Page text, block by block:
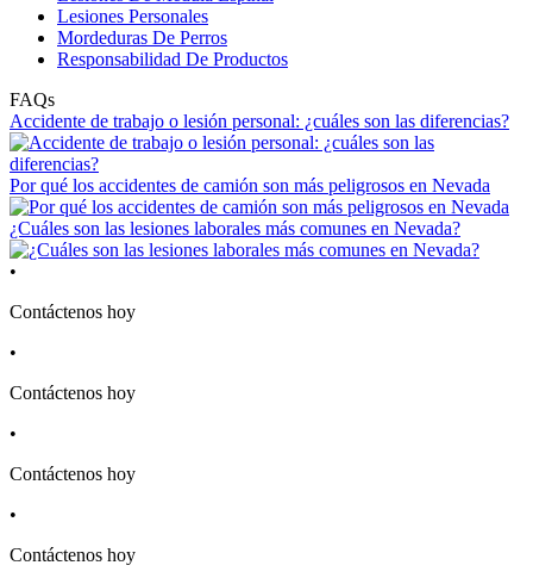
Lesiones Personales
Mordeduras De Perros
Responsabilidad De Productos
FAQs
Accidente de trabajo o lesión personal: ¿cuáles son las diferencias?
Por qué los accidentes de camión son más peligrosos en Nevada
¿Cuáles son las lesiones laborales más comunes en Nevada?
•
Contáctenos hoy
•
Contáctenos hoy
•
Contáctenos hoy
•
Contáctenos hoy